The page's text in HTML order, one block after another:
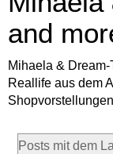
and
Mihaela &
Reallife aus dem
Shopvorstellungen
Posts mit dem